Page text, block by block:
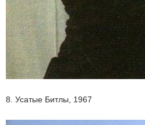
8. Усатые Битлы, 1967